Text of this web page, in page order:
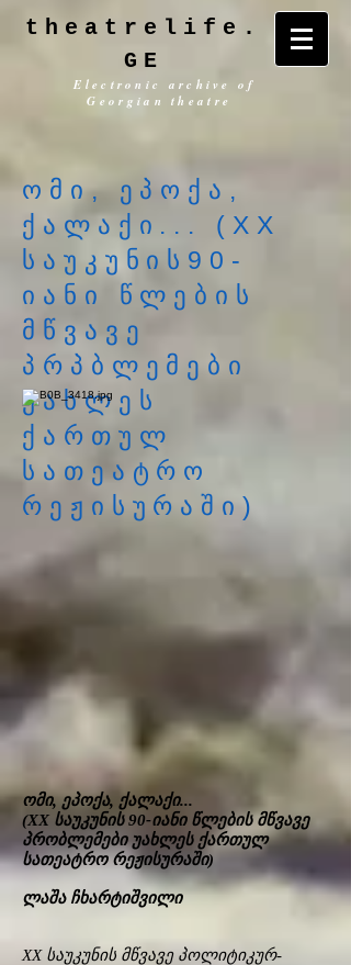
theatrelife.
GE
Electronic archive of
Georgian theatre
ომი, ეპოქა,
ქალაქი... (XX
საუკუნის90-
იანი წლების
მწვავე
პრპბლემები
უახლეს
ქართულ
სათეატრო
რეჟისურაში)
ომი, ეპოქა, ქალაქი...
(XX საუკუნის 90-იანი წლების მწვავე
პრობლემები უახლეს ქართულ
სათეატრო რეჟისურაში)
ლაშა ჩხარტიშვილი
XX საუკუნის მწვავე პოლიტიკურ-